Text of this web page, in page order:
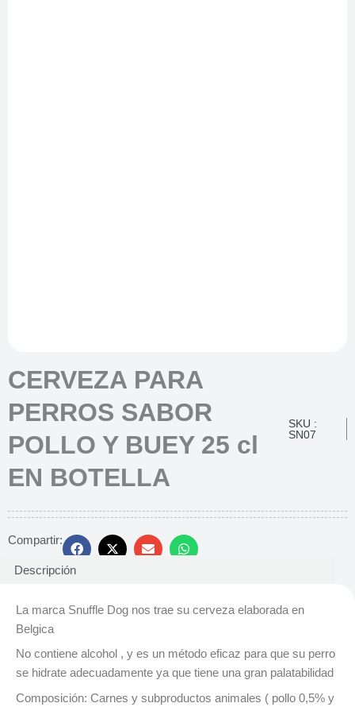
CERVEZA PARA
PERROS SABOR
POLLO Y BUEY 25 cl
EN BOTELLA
SKU :
SN07
Compartir:
Descripción
La marca Snuffle Dog nos trae su cerveza elaborada en
Belgica
No contiene alcohol , y es un método eficaz para que su perro
se hidrate adecuadamente ya que tiene una gran palatabilidad
Composición: Carnes y subproductos animales ( pollo 0,5% y